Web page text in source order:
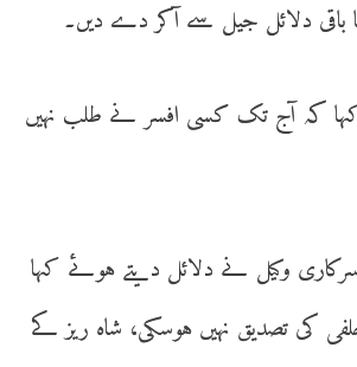
باقی دلائل جیل سے آکر دے دیں۔
کہا کہ آج تک کسی افسر نے طلب نہیں
وکیل نے دلائل دیتے ہوئے کہا
کی تصدیق نہیں ہوسکی، شاہ ریز کے